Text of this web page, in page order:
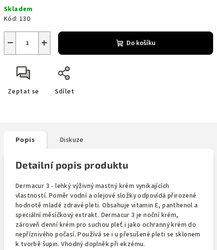
cena:
Skladem
Kód: 130
+
− Do košíku
Zeptat se Sdílet
Popis Diskuze
Detailní popis produktu
Dermacur 3 - lehký výživný mastný krém vynikajících
vlastností. Poměr vodní a olejové složky odpovídá přirozené
hodnotě mladé zdravé pleti. Obsahuje vitamin E, panthenol a
speciální měsíčkový extrakt. Dermacur 3 je noční krém,
zároveň denní krém pro suchou pleť i jako ochranný krém do
nepříznivého počasí. Používá se i u přesušené pleti se sklonem
k tvorbě šupin. Vhodný doplněk při ekzému.